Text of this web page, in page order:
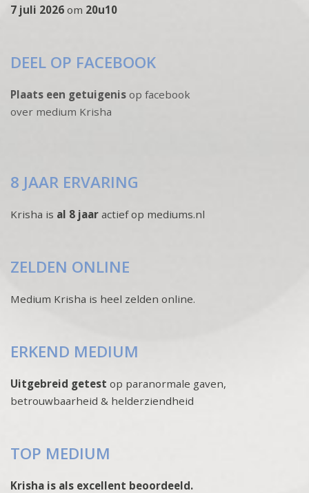
7 juli 2026 om 20u10
DEEL OP FACEBOOK
Plaats een getuigenis op facebook
over medium Krisha
8 JAAR ERVARING
Krisha is al 8 jaar actief op mediums.nl
ZELDEN ONLINE
Medium Krisha is heel zelden online.
ERKEND MEDIUM
Uitgebreid getest op paranormale gaven,
betrouwbaarheid & helderziendheid
TOP MEDIUM
Krisha is als excellent beoordeeld.